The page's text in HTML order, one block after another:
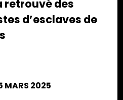
retrouvé des
d’esclaves de
MARS 2025